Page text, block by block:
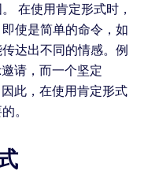
在使用肯定形式时，
使是简单的命令，如
达出不同的情感。例
请，而一个坚定
此，在使用肯定形式
。